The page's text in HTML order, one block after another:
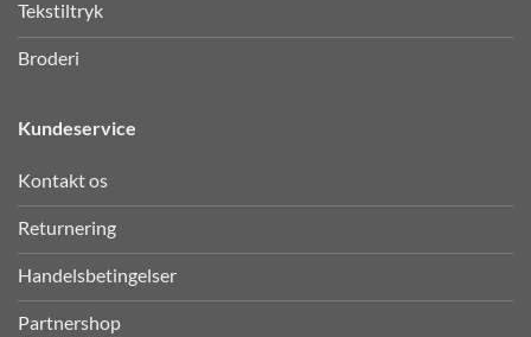
Tekstiltryk
Broderi
Kundeservice
Kontakt os
Returnering
Handelsbetingelser
Partnershop